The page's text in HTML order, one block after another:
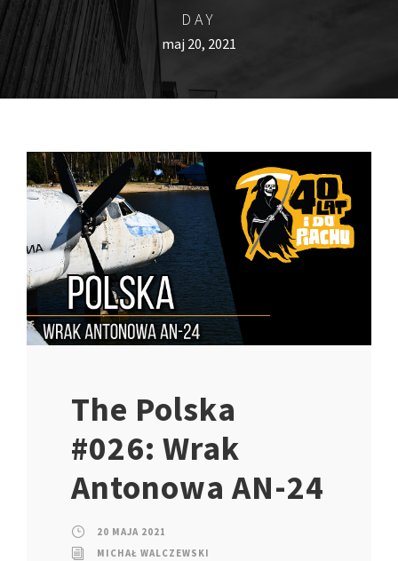
DAY
maj 20, 2021
The Polska
#026: Wrak
Antonowa AN-24
20 MAJA 2021
MICHAŁ WALCZEWSKI